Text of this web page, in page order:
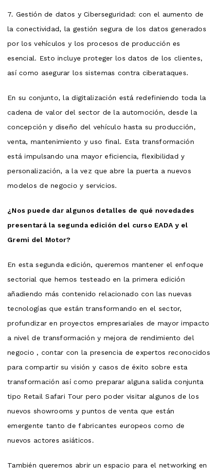
7. Gestión de datos y Ciberseguridad: con el aumento de
la conectividad, la gestión segura de los datos generados
por los vehículos y los procesos de producción es
esencial. Esto incluye proteger los datos de los clientes,
así como asegurar los sistemas contra ciberataques.
En su conjunto, la digitalización está redefiniendo toda la
cadena de valor del sector de la automoción, desde la
concepción y diseño del vehículo hasta su producción,
venta, mantenimiento y uso final. Esta transformación
está impulsando una mayor eficiencia, flexibilidad y
personalización, a la vez que abre la puerta a nuevos
modelos de negocio y servicios.
¿Nos puede dar algunos detalles de qué novedades
presentará la segunda edición del curso EADA y el
Gremi del Motor?
En esta segunda edición, queremos mantener el enfoque
sectorial que hemos testeado en la primera edición
añadiendo más contenido relacionado con las nuevas
tecnologías que están transformando en el sector,
profundizar en proyectos empresariales de mayor impacto
a nivel de transformación y mejora de rendimiento del
negocio , contar con la presencia de expertos reconocidos
para compartir su visión y casos de éxito sobre esta
transformación así como preparar alguna salida conjunta
tipo Retail Safari Tour pero poder visitar algunos de los
nuevos showrooms y puntos de venta que están
emergente tanto de fabricantes europeos como de
nuevos actores asiáticos.
También queremos abrir un espacio para el networking en